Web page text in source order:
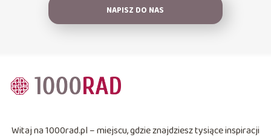
NAPISZ DO NAS
Witaj na 1000rad.pl – miejscu, gdzie znajdziesz tysiące inspiracji